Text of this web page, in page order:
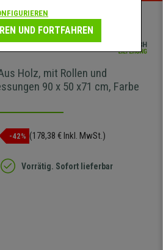
Holz, mit Rollen und
90 x 50 x71 cm, Farbe
-42% (178,38 € Inkl. MwSt.)
Vorrätig. Sofort lieferbar
UND FORTFAHREN